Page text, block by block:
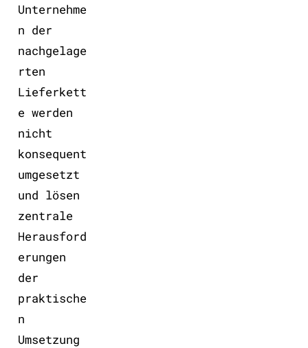
Unternehme
n der
nachgelage
rten
Lieferkett
e werden
nicht
konsequent
umgesetzt
und lösen
zentrale
Herausford
erungen
der
praktische
n
Umsetzung